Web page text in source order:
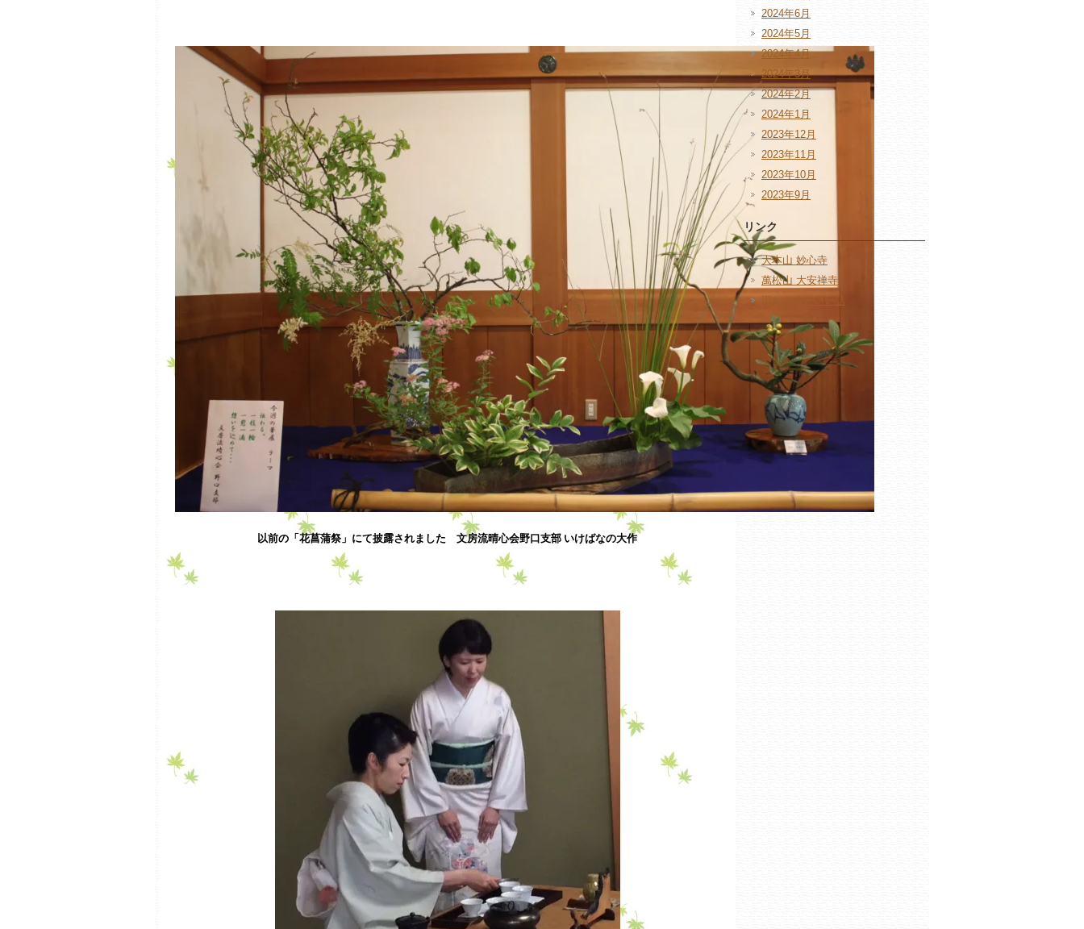
以前の「花菖蒲祭」にて披露されました 文房流晴心会野口支部 いけばなの大作
2024年6月
2024年5月
2024年4月
2024年3月
2024年2月
2024年1月
2023年12月
2023年11月
2023年10月
2023年9月
リンク
大本山 妙心寺
萬松山 大安禅寺
旧ちょっといい話